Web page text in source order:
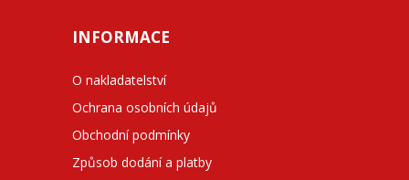
INFORMACE
O nakladatelství
Ochrana osobních údajů
Obchodní podmínky
Způsob dodání a platby